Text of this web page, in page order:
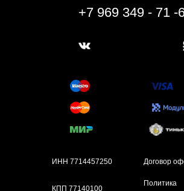
+7 969 349 - 71 -
Договор
Политика
ИНН 7714457250
КПП 77140100